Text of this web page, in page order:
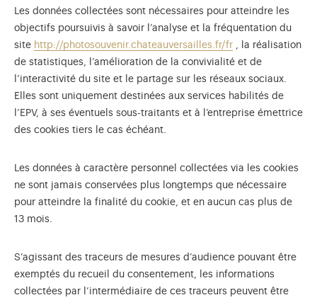
Les données collectées sont nécessaires pour atteindre les
objectifs poursuivis à savoir l’analyse et la fréquentation du
site http://photosouvenir.chateauversailles.fr/fr , la réalisation
de statistiques, l’amélioration de la convivialité et de
l’interactivité du site et le partage sur les réseaux sociaux.
Elles sont uniquement destinées aux services habilités de
l’EPV, à ses éventuels sous-traitants et à l’entreprise émettrice
des cookies tiers le cas échéant.
Les données à caractère personnel collectées via les cookies
ne sont jamais conservées plus longtemps que nécessaire
pour atteindre la finalité du cookie, et en aucun cas plus de
13 mois.
S’agissant des traceurs de mesures d’audience pouvant être
exemptés du recueil du consentement, les informations
collectées par l’intermédiaire de ces traceurs peuvent être